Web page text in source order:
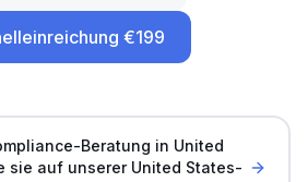
€199
Beratung in United
sie auf unserer United States-